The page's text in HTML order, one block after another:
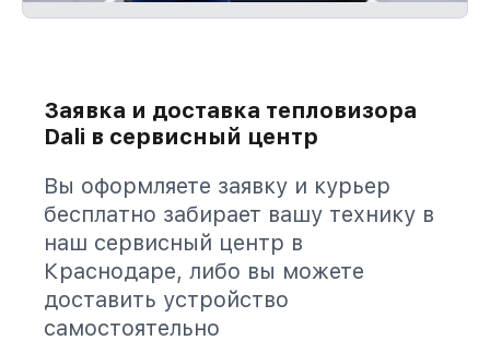
Заявка и доставка тепловизора
Dali в сервисный центр
Вы оформляете заявку и курьер
бесплатно забирает вашу технику в
наш сервисный центр в
Краснодаре, либо вы можете
доставить устройство
самостоятельно